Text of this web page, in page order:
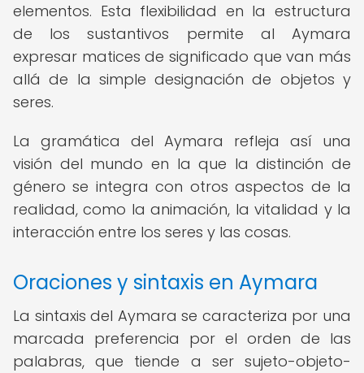
elementos. Esta flexibilidad en la estructura
de los sustantivos permite al Aymara
expresar matices de significado que van más
allá de la simple designación de objetos y
seres.
La gramática del Aymara refleja así una
visión del mundo en la que la distinción de
género se integra con otros aspectos de la
realidad, como la animación, la vitalidad y la
interacción entre los seres y las cosas.
Oraciones y sintaxis en Aymara
La sintaxis del Aymara se caracteriza por una
marcada preferencia por el orden de las
palabras, que tiende a ser sujeto-objeto-